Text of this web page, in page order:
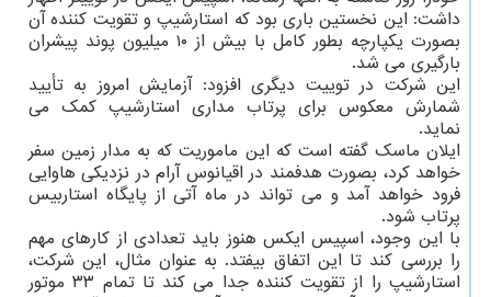
داشت: این نخستین باری بود که استارشیپ و تقویت کننده آن
بصورت یکپارچه بطور کامل با بیش از ۱۰ میلیون پوند پیشران
بارگیری می شد.
این شرکت در توییت دیگری افزود: آزمایش امروز به تأیید
شمارش معکوس برای پرتاب مداری استارشیپ کمک می
نماید.
ایلان ماسک گفته است که این ماموریت که به مدار زمین سفر
خواهد کرد، بصورت هدفمند در اقیانوس آرام در نزدیکی هاوایی
فرود خواهد آمد و می تواند در ماه آتی از پایگاه استاربیس
پرتاب شود.
با این وجود، اسپیس ایکس هنوز باید تعدادی از کارهای مهم
را بررسی کند تا این اتفاق بیفتد. به عنوان مثال، این شرکت،
استارشیپ را از تقویت کننده جدا می کند تا تمام ۳۳ موتور